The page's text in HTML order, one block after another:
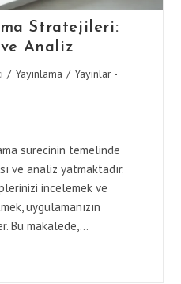
Stratejileri:
ve Analiz
/ Yayınlama / Yayınlar -
sürecinin temelinde
ve analiz yatmaktadır.
incelemek ve
uygulamanızın
Bu makalede,…